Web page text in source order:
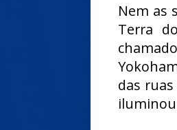
Nem as
Terra
das